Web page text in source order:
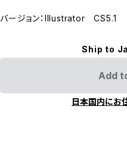
バージョン：Illustrator CS5.1
Ship to
Add
日本国内にお